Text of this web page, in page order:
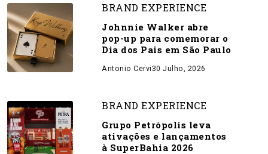
BRAND EXPERIENCE
Johnnie Walker abre
pop-up para comemorar o
Dia dos Pais em São Paulo
Antonio Cervi30 Julho, 2026
BRAND EXPERIENCE
Grupo Petrópolis leva
ativações e lançamentos
à SuperBahia 2026